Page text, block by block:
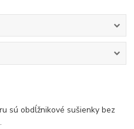
sú obdĺžnikové sušienky bez